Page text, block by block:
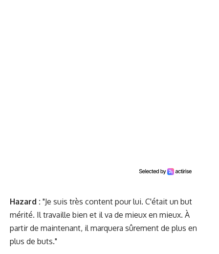
Hazard : "Je suis très content pour lui. C'était un but
mérité. Il travaille bien et il va de mieux en mieux. À
partir de maintenant, il marquera sûrement de plus en
plus de buts."